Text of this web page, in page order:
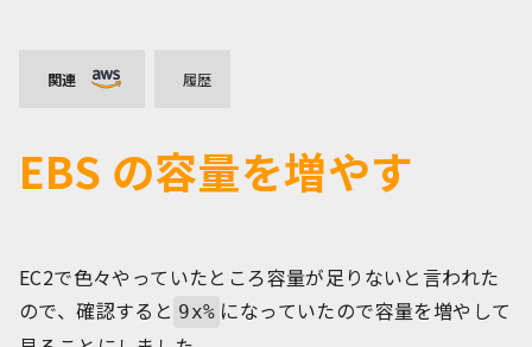
EBS の容量を増やす
関連 履歴
EC2で色々やっていたところ容量が足りないと言われた
ので、確認すると 9x% になっていたので容量を増やして